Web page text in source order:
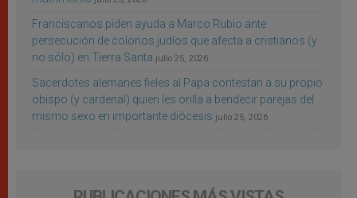
Franciscanos piden ayuda a Marco Rubio ante
persecución de colonos judíos que afecta a cristianos (y
no sólo) en Tierra Santa julio 25, 2026
Sacerdotes alemanes fieles al Papa contestan a su propio
obispo (y cardenal) quien les orilla a bendecir parejas del
mismo sexo en importante diócesis julio 25, 2026